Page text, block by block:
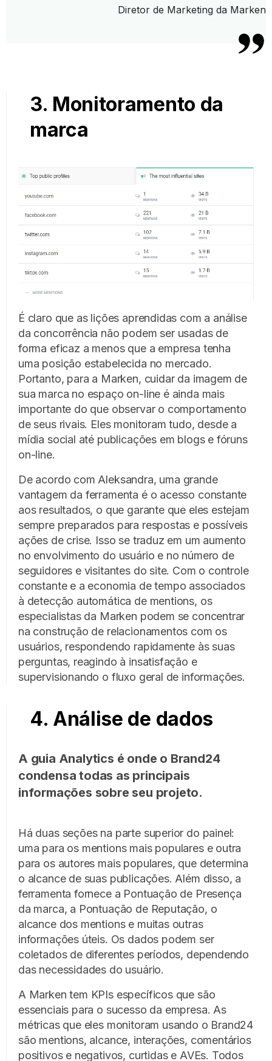
Diretor de Marketing da Marken
3. Monitoramento da
marca
É claro que as lições aprendidas com a análise
da concorrência não podem ser usadas de
forma eficaz a menos que a empresa tenha
uma posição estabelecida no mercado.
Portanto, para a Marken, cuidar da imagem de
sua marca no espaço on-line é ainda mais
importante do que observar o comportamento
de seus rivais. Eles monitoram tudo, desde a
mídia social até publicações em blogs e fóruns
on-line.
De acordo com Aleksandra, uma grande
vantagem da ferramenta é o acesso constante
aos resultados, o que garante que eles estejam
sempre preparados para respostas e possíveis
ações de crise. Isso se traduz em um aumento
no envolvimento do usuário e no número de
seguidores e visitantes do site. Com o controle
constante e a economia de tempo associados
à detecção automática de mentions, os
especialistas da Marken podem se concentrar
na construção de relacionamentos com os
usuários, respondendo rapidamente às suas
perguntas, reagindo à insatisfação e
supervisionando o fluxo geral de informações.
4. Análise de dados
A guia Analytics é onde o Brand24
condensa todas as principais
informações sobre seu projeto.
Há duas seções na parte superior do painel:
uma para os mentions mais populares e outra
para os autores mais populares, que determina
o alcance de suas publicações. Além disso, a
ferramenta fornece a Pontuação de Presença
da marca, a Pontuação de Reputação, o
alcance dos mentions e muitas outras
informações úteis. Os dados podem ser
coletados de diferentes períodos, dependendo
das necessidades do usuário.
A Marken tem KPIs específicos que são
essenciais para o sucesso da empresa. As
métricas que eles monitoram usando o Brand24
são mentions, alcance, interações, comentários
positivos e negativos, curtidas e AVEs. Todos